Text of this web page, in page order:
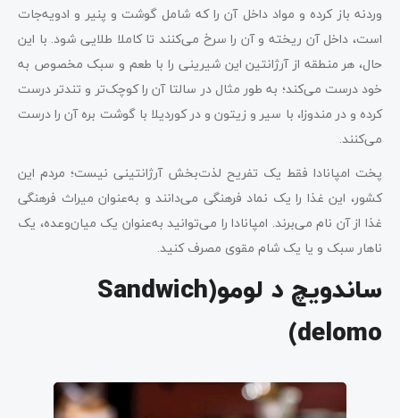
وردنه باز کرده و مواد داخل آن را که شامل گوشت و پنیر و ادویه‌جات
است، داخل آن ریخته و آن را سرخ می‌کنند تا کاملا طلایی شود. با این
حال، هر منطقه از آرژانتین این شیرینی را با طعم و سبک مخصوص به
خود درست می‌کند؛ به طور مثال در سالتا آن را کوچک‌تر و تندتر درست
کرده و در مندوزا، با سیر و زیتون و در کوردیلا با گوشت بره آن را درست
می‌کنند.
پخت امپانادا فقط یک تفریح لذت‌بخش آرژانتینی نیست؛ مردم این
کشور، این غذا را یک نماد فرهنگی می‌دانند و به‌عنوان میراث فرهنگی
غذا از آن نام می‌برند. امپانادا را می‌توانید به‌عنوان یک میان‌وعده، یک
ناهار سبک و یا یک شام مقوی مصرف کنید.
ساندویچ د لومو(Sandwich
delomo)